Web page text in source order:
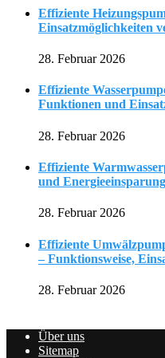
Effiziente
Einsatzmöglichkeiten
28. Februar 2026
Effiziente
Funktionen und
28. Februar 2026
Effiziente
und Energieeinsparung
28. Februar 2026
Effiziente
– Funktionsweise,
28. Februar 2026
Über uns
Sitemap